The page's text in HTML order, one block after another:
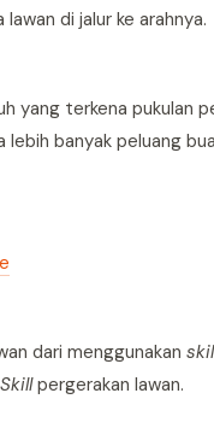
di jalur ke arahnya.
yang terkena pukulan
lebih banyak peluang
dari menggunakan
Skillpergerakan lawan.